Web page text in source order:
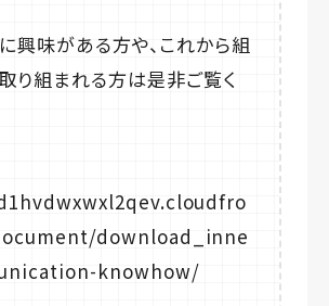
興味がある方や、これから組
り組まれる方は是非ご覧く
download_inne
knowhow/